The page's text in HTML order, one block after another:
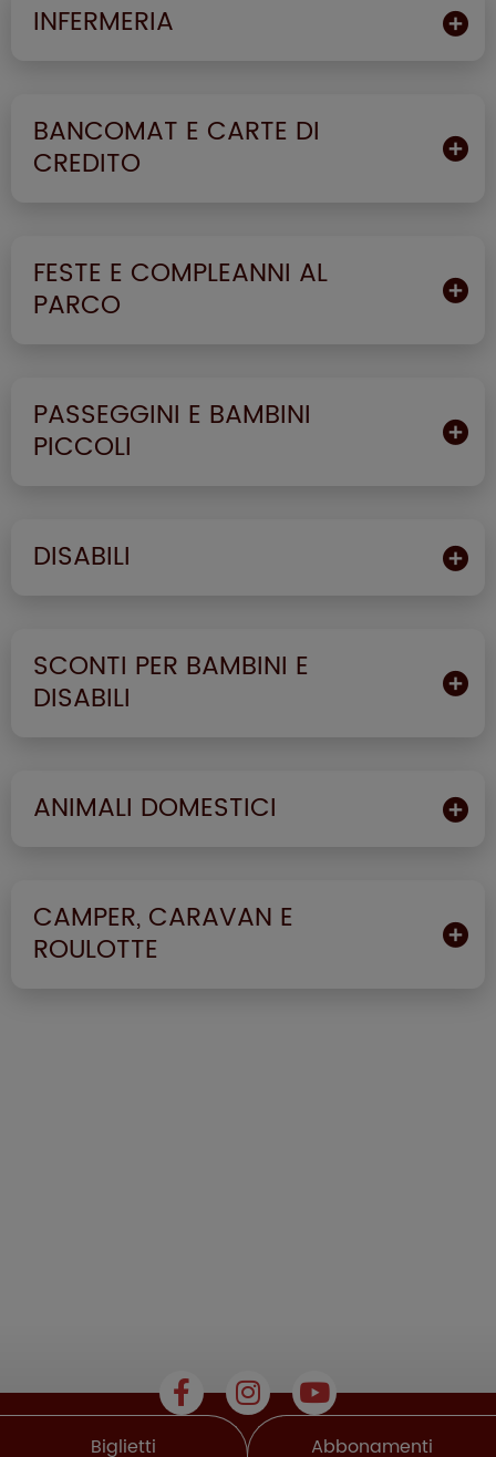
INFERMERIA
BANCOMAT E CARTE DI
CREDITO
FESTE E COMPLEANNI AL
PARCO
PASSEGGINI E BAMBINI
PICCOLI
DISABILI
SCONTI PER BAMBINI E
DISABILI
ANIMALI DOMESTICI
CAMPER, CARAVAN E
ROULOTTE
Biglietti Abbonamenti